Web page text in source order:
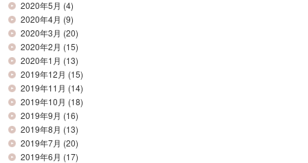
2020年5月 (4)
2020年4月 (9)
2020年3月 (20)
2020年2月 (15)
2020年1月 (13)
2019年12月 (15)
2019年11月 (14)
2019年10月 (18)
2019年9月 (16)
2019年8月 (13)
2019年7月 (20)
2019年6月 (17)